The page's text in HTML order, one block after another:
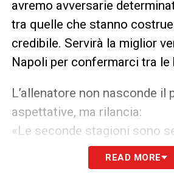
avremo avversarie
tra quelle che stanno
credibile. Servirà la miglior
Napoli per confermarci tra le
L’allenatore non nasconde il
aspettative, ma rilancia:
«Le seconde stagioni sono
complicate. Le rivali ci
rafforzano. Ma per noi è uno
READ MORE